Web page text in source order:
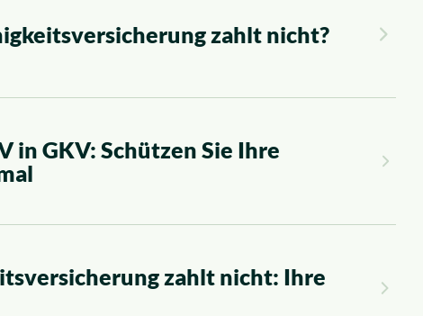
zahlt nicht?
in GKV: Schützen Sie Ihre
zahlt nicht: Ihre